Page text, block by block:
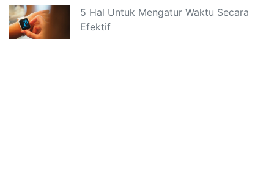
5 Hal Untuk Mengatur Waktu Secara
Efektif